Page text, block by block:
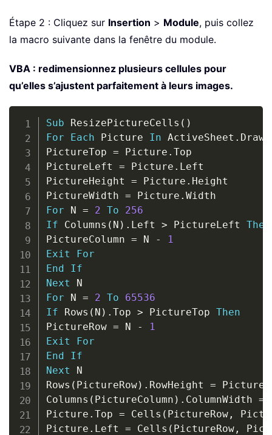
Étape 2 : Cliquez sur Insertion > Module, puis collez
la macro suivante dans la fenêtre du module.
VBA : redimensionnez plusieurs cellules pour
qu’elles s’ajustent parfaitement à leurs images.
Sub ResizePictureCells ( )
For
Each Picture In ActiveSheet .
PictureTop = Picture . Top
PictureLeft = Picture . Left
PictureHeight = Picture . Height
PictureWidth = Picture .
For N = 2 To
256
If Columns ( N ) . Left > PictureLeft Then
PictureColumn = N -
1
Exit
For
End
If
Next
For N = 2 To
65536
If Rows ( N ) . Top > PictureTop Then
PictureRow = N -
1
Exit
For
End
If
Next N
Rows ( PictureRow) . RowHeight =
Columns ( PictureColumn ) . ColumnWidth =
Picture . Top = Cells ( PictureRow,
Picture . Left = Cells ( PictureRow,